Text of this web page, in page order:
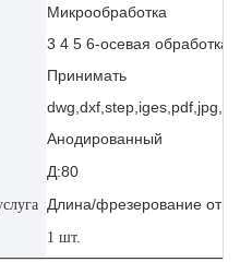
Микрообработка
3 4 5 6-осевая обработка
Принимать
Анодированный
Д:80
Длина/фрезерование
1 шт.